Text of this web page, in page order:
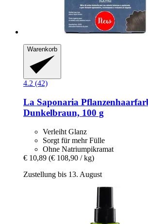
Warenkorb
4.2 (42)
La Saponaria
Dunkelbraun, 100 g
Verleiht Glanz
Sorgt für mehr Fülle
Ohne Natriumpikramat
€ 10,89 (€ 108,90 / kg)
Zustellung bis 13. August